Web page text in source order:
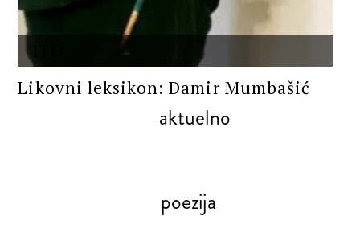
Likovni leksikon: Damir Mumbašić
aktuelno
poezija